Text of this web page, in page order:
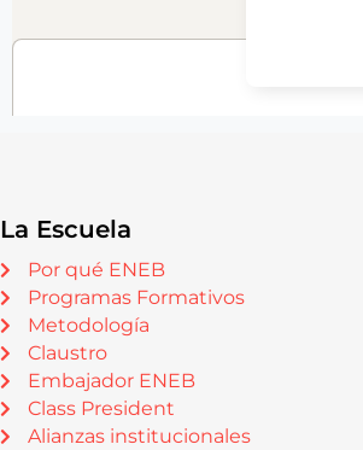
La Escuela
Por qué ENEB
Programas Formativos
Metodología
Claustro
Embajador ENEB
Class President
Alianzas institucionales